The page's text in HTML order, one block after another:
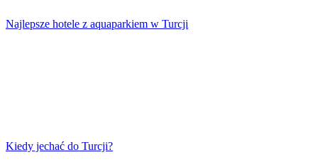
Najlepsze hotele z aquaparkiem w Turcji
Kiedy jechać do Turcji?